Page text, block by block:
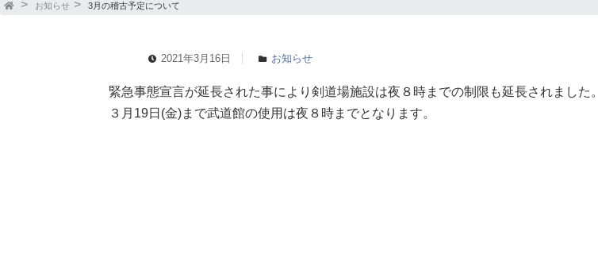
お知らせ 3月の稽古予定について
2021年3月16日 お知らせ
緊急事態宣言が延長された事により剣道場施設は夜８時までの制限も延長されました。
３月19日(金)まで武道館の使用は夜８時までとなります。